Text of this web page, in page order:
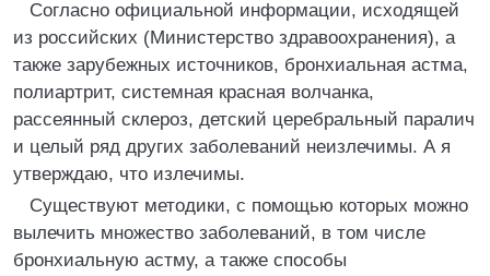
Согласно официальной информации, исходящей
из российских (Министерство здравоохранения), а
также зарубежных источников, бронхиальная астма,
полиартрит, системная красная волчанка,
рассеянный склероз, детский церебральный паралич
и целый ряд других заболеваний неизлечимы. А я
утверждаю, что излечимы.
Существуют методики, с помощью которых можно
вылечить множество заболеваний, в том числе
бронхиальную астму, а также способы